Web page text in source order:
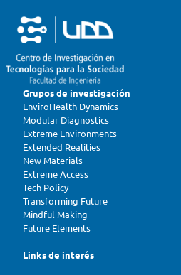
Grupos de investigación
EnviroHealth Dynamics
Modular Diagnostics
Extreme Environments
Extended Realities
New Materials
Extreme Access
Tech Policy
Transforming Future
Mindful Making
Future Elements
Links de interés